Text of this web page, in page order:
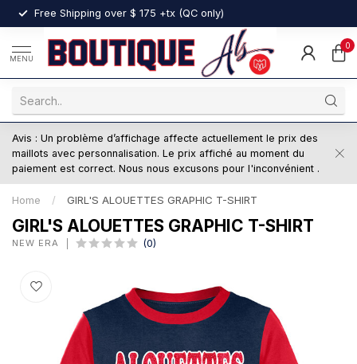
Free Shipping over $ 175 +tx (QC only)
MENU
0
Avis : Un problème d’affichage affecte actuellement le prix des
maillots avec personnalisation. Le prix affiché au moment du
paiement est correct. Nous nous excusons pour l'inconvénient .
Home / GIRL'S ALOUETTES GRAPHIC T-SHIRT
GIRL'S ALOUETTES GRAPHIC T-SHIRT
NEW ERA (0)